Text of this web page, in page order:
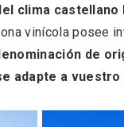
clima
vinícola posee
de
adapte a vuestro
más